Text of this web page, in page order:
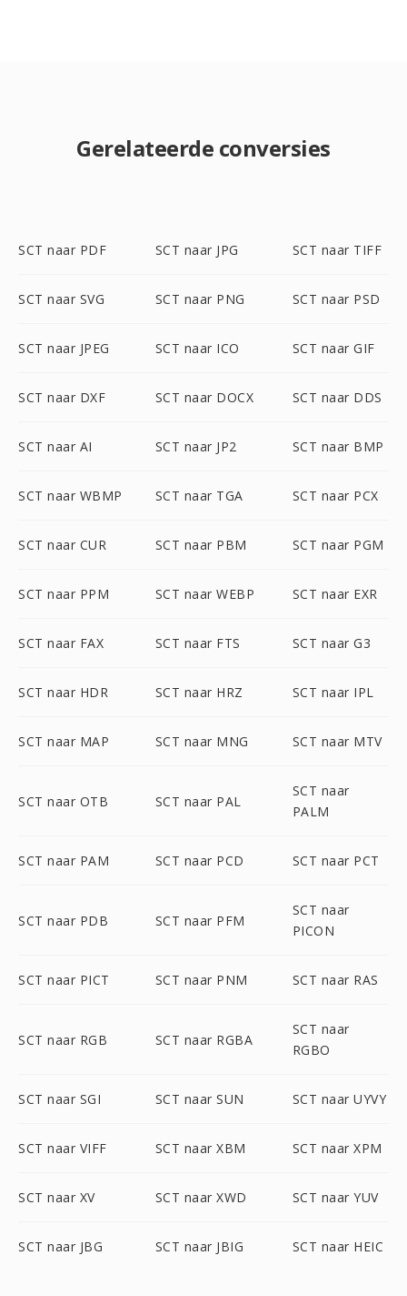
Gerelateerde conversies
SCT naar PDF SCT naar JPG SCT naar TIFF
SCT naar SVG SCT naar PNG SCT naar PSD
SCT naar JPEG SCT naar ICO SCT naar GIF
SCT naar DXF SCT naar DOCX SCT naar DDS
SCT naar AI SCT naar JP2 SCT naar BMP
SCT naar WBMP SCT naar TGA SCT naar PCX
SCT naar CUR SCT naar PBM SCT naar PGM
SCT naar PPM SCT naar WEBP SCT naar EXR
SCT naar FAX SCT naar FTS SCT naar G3
SCT naar HDR SCT naar HRZ SCT naar IPL
SCT naar MAP SCT naar MNG SCT naar MTV
SCT naar OTB SCT naar PAL
SCT naar
PALM
SCT naar PAM SCT naar PCD SCT naar PCT
SCT naar PDB SCT naar PFM
SCT naar
PICON
SCT naar PICT SCT naar PNM SCT naar RAS
SCT naar RGB SCT naar RGBA
SCT naar
RGBO
SCT naar SGI SCT naar SUN SCT naar UYVY
SCT naar VIFF SCT naar XBM SCT naar XPM
SCT naar XV SCT naar XWD SCT naar YUV
SCT naar JBG SCT naar JBIG SCT naar HEIC